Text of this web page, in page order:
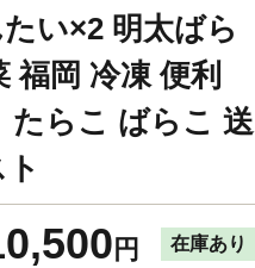
い×2 明太ばら
福岡 冷凍 便利
たらこ ばらこ 送
円 在庫あり